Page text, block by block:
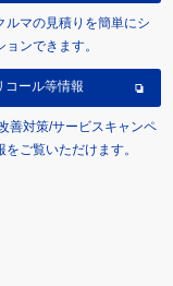
ルマの見積りを簡単にシ
ョンできます。
コール等情報
善対策/サービスキャンペ
をご覧いただけます。